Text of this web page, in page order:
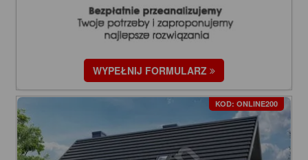
WYPEŁNIJ FORMULARZ
KOD: ONLINE200